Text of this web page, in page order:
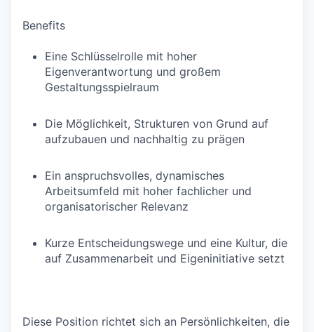
Benefits
Eine Schlüsselrolle mit hoher
Eigenverantwortung und großem
Gestaltungsspielraum
Die Möglichkeit, Strukturen von Grund auf
aufzubauen und nachhaltig zu prägen
Ein anspruchsvolles, dynamisches
Arbeitsumfeld mit hoher fachlicher und
organisatorischer Relevanz
Kurze Entscheidungswege und eine Kultur, die
auf Zusammenarbeit und Eigeninitiative setzt
Diese Position richtet sich an Persönlichkeiten, die